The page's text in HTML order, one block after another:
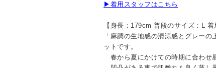
▶着用スタッフはこちら
【身長：179cm 普段のサイズ：L 着
「麻調の生地感の清涼感とグレー
ットです。
春から夏にかけての時期に合わせ